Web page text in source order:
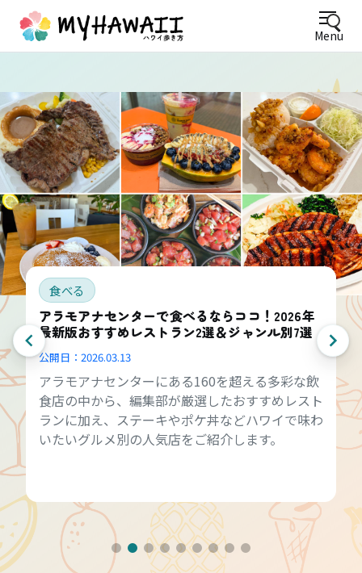
Menu
食べる
アラモアナセンターで食べるならココ！2026年
最新版おすすめレストラン2選＆ジャンル別7選
公開日： 2026.03.13
アラモアナセンターにある160を超える多彩な飲
食店の中から、編集部が厳選したおすすめレスト
ランに加え、ステーキやポケ丼などハワイで味わ
いたいグルメ別の人気店をご紹介します。